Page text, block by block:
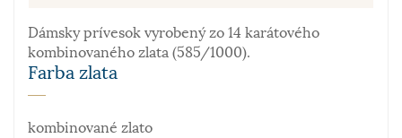
Dámsky prívesok vyrobený zo 14 karátového
kombinovaného zlata (585/1000).
Farba zlata
kombinované zlato